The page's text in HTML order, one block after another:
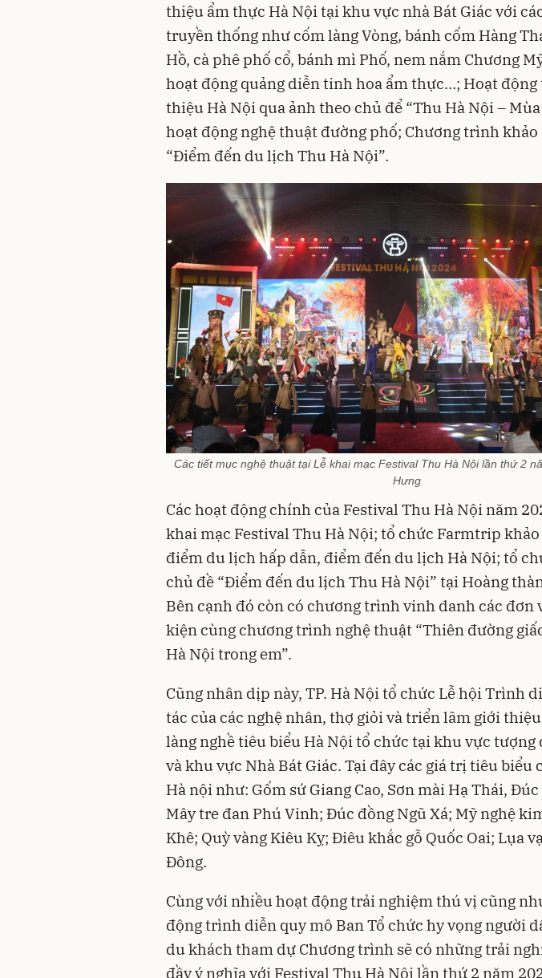
thiệu ẩm thực Hà Nội tại khu vực nhà Bát Giác với
truyền thống như cốm làng Vòng, bánh cốm Hàng
Hồ, cà phê phố cổ, bánh mì Phố, nem nắm Chương
hoạt động quảng diễn tinh hoa ẩm thực…; Hoạt động
thiệu Hà Nội qua ảnh theo chủ để “Thu Hà Nội –
hoạt động nghệ thuật đường phố; Chương trình khảo
“Điểm đến du lịch Thu Hà Nội”.
Các tiết mục nghệ thuật tại Lễ khai mạc Festival Thu Hà Nội lần thứ 2
Hưng
Các hoạt động chính của Festival Thu Hà Nội năm
khai mạc Festival Thu Hà Nội; tổ chức Farmtrip khảo
điểm du lịch hấp dẫn, điểm đến du lịch Hà Nội; tổ
chủ đề “Điểm đến du lịch Thu Hà Nội” tại Hoàng
Bên cạnh đó còn có chương trình vinh danh các đơn
kiện cùng chương trình nghệ thuật “Thiên đường
Hà Nội trong em”.
Cũng nhân dịp này, TP. Hà Nội tổ chức Lễ hội Trình
tác của các nghệ nhân, thợ giỏi và triển lãm giới
làng nghề tiêu biểu Hà Nội tổ chức tại khu vực tượng
và khu vực Nhà Bát Giác. Tại đây các giá trị tiêu biểu
Hà nội như: Gốm sứ Giang Cao, Sơn mài Hạ Thái,
Mây tre đan Phú Vinh; Đúc đồng Ngũ Xá; Mỹ nghệ
Khê; Quỳ vàng Kiêu Kỵ; Điêu khắc gỗ Quốc Oai; Lụa
Đông.
Cùng với nhiều hoạt động trải nghiệm thú vị cũng
động trình diễn quy mô Ban Tổ chức hy vọng người
du khách tham dự Chương trình sẽ có những trải
đầy ý nghĩa với Festival Thu Hà Nội lần thứ 2 năm